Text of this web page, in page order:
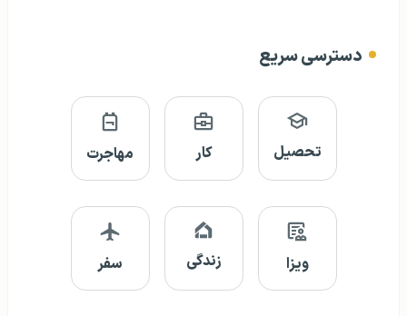
دسترسی سریع
تحصیل کار مهاجرت
ویزا زندگی سفر